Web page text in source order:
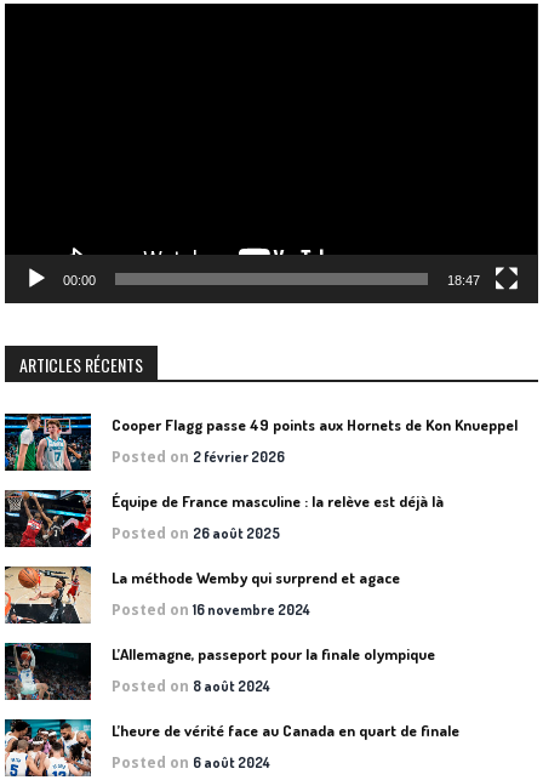
00:00 18:47
ARTICLES RÉCENTS
Cooper Flagg passe 49 points aux Hornets de Kon Knueppel
Posted on 2 février 2026
Équipe de France masculine : la relève est déjà là
Posted on 26 août 2025
La méthode Wemby qui surprend et agace
Posted on16 novembre 2024
L’Allemagne, passeport pour la finale olympique
Posted on 8 août 2024
L’heure de vérité face au Canada en quart de finale
Posted on 6 août 2024